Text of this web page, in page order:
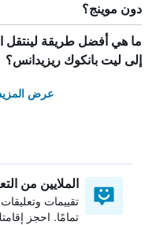
دون موينج؟
ما هي أفضل طريقة
إلى ليت بانكوك ريزيدانس؟
عرض
الملايين من
تقييمات
تمامًا. احجز